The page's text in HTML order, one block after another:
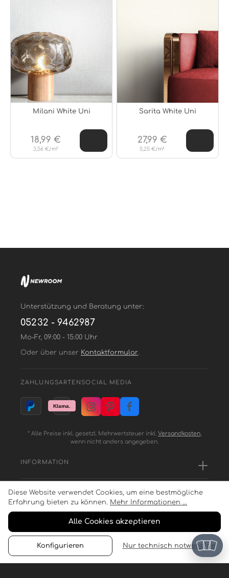
Milani White Uni
3,56 €/m²
18,99 €
Sarita White Uni
5,25 €/m²
27,99 €
Unterstützung und Beratung unter:
05232 - 9462987
Mo-Fr, 09:00 - 15:00 Uhr
Oder über unser Kontaktformular.
ZAHLUNGSARTEN SOCIAL MEDIA
* Alle Preise inkl. gesetzl. Mehrwertsteuer inkl. Versandkosten,
wenn nicht anders angegeben.
INFORMATION
SERVICE
Diese Website verwendet Cookies, um eine bestmögliche
Erfahrung bieten zu können. Mehr Informationen ...
Alle Cookies akzeptieren
Konfigurieren Nur technisch notwendige